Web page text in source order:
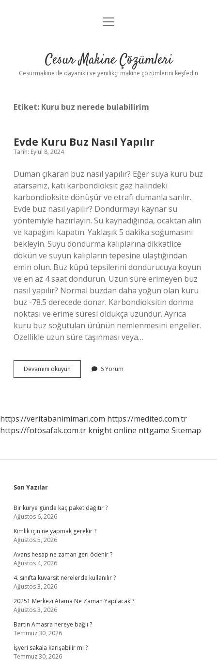
Anasayfa
Yasal Uyarı
menüyü
Cesur Makine Çözümleri
Cesurmakine ile dayanıklı ve yenilikçi makine çözümlerini keşfedin
Etiket: Kuru buz nerede bulabilirim
Evde Kuru Buz Nasıl Yapılır
Tarih: Eylül 8, 2024
Duman çıkaran buz nasıl yapılır? Eğer suya kuru buz
atarsanız, katı karbondioksit gaz halindeki
karbondioksite dönüşür ve etrafı dumanla sarılır.
Evde buz nasıl yapılır? Dondurmayı kaynar su
yöntemiyle hazırlayın. Su kaynadığında, ocaktan alın
ve kapağını kapatın. Yaklaşık 5 dakika soğumasını
bekleyin. Suyu dondurma kalıplarına dikkatlice
dökün ve suyun kalıpların tepesine ulaştığından
emin olun. Buz küpü tepsilerini dondurucuya koyun
ve en az 4 saat dondurun. Uzun süre erimeyen buz
nasıl yapılır? Normal buzdan daha yoğun olan kuru
buz -78.5 derecede donar. Karbondioksitin donma
noktası ve erime süresi oldukça uzundur. Ayrıca
kuru buz soğutulan ürünün nemlenmesini engeller.
Özellikle uzun süre taşınması veya…
Devamını okuyun
Kuru
6 Yorum
https://veritabanimimari.com https://medited.com.tr
https://fotosafak.com.tr knight online nttgame Sitemap
Sidebar
Son Yazılar
Bir kurye günde kaç paket dağıtır ?
Ağustos 6, 2026
Kimlik için ne yapmak gerekir ?
Ağustos 5, 2026
Avans hesap ne zaman geri ödenir ?
Ağustos 4, 2026
4. sınıfta kuvarsit nerelerde kullanılır ?
Ağustos 3, 2026
20251 Merkezi Atama Ne Zaman Yapılacak ?
Ağustos 3, 2026
Bartın Amasra nereye bağlı ?
Temmuz 30, 2026
İşyeri sakala karışabilir mi ?
Temmuz 30, 2026